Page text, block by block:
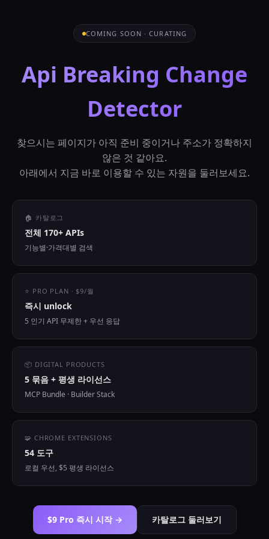
COMING SOON · CURATING
Api Breaking Change
Detector
찾으시는 페이지가 아직 준비 중이거나 주소가 정확하지
않은 것 같아요.
아래에서 지금 바로 이용할 수 있는 자원을 둘러보세요.
🏠 카탈로그
전체 170+ APIs
기능별·가격대별 검색
⭐ PRO PLAN · $9/월
즉시 unlock
5 인기 API 무제한 + 우선 응답
📦 DIGITAL PRODUCTS
5 묶음 + 평생 라이선스
MCP Bundle · Builder Stack
🧩 CHROME EXTENSIONS
54 도구
로컬 우선, $5 평생 라이선스
$9 Pro 즉시 시작 → 카탈로그 둘러보기